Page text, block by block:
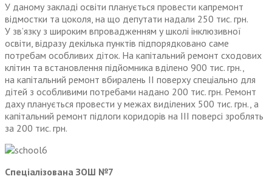
У даному закладі освіти планується провести капремонт
відмостки та цоколя, на що депутати надали 250 тис. грн.
У зв’язку з широким впровадженням у школі інклюзивної
освіти, відразу декілька пунктів підпорядковано саме
потребам особливих діток. На капітальний ремонт сходових
клітин та встановлення підйомника вділено 900 тис. грн.,
на капітальний ремонт вбиралень ІІ поверху спеціально для
дітей з особливими потребами надано 200 тис. грн. Ремонт
даху планується провести у межах виділених 500 тис. грн., а
капітальний ремонт підлоги коридорів на ІІІ поверсі зроблять
за 200 тис. грн.
Спеціалізована ЗОШ №7